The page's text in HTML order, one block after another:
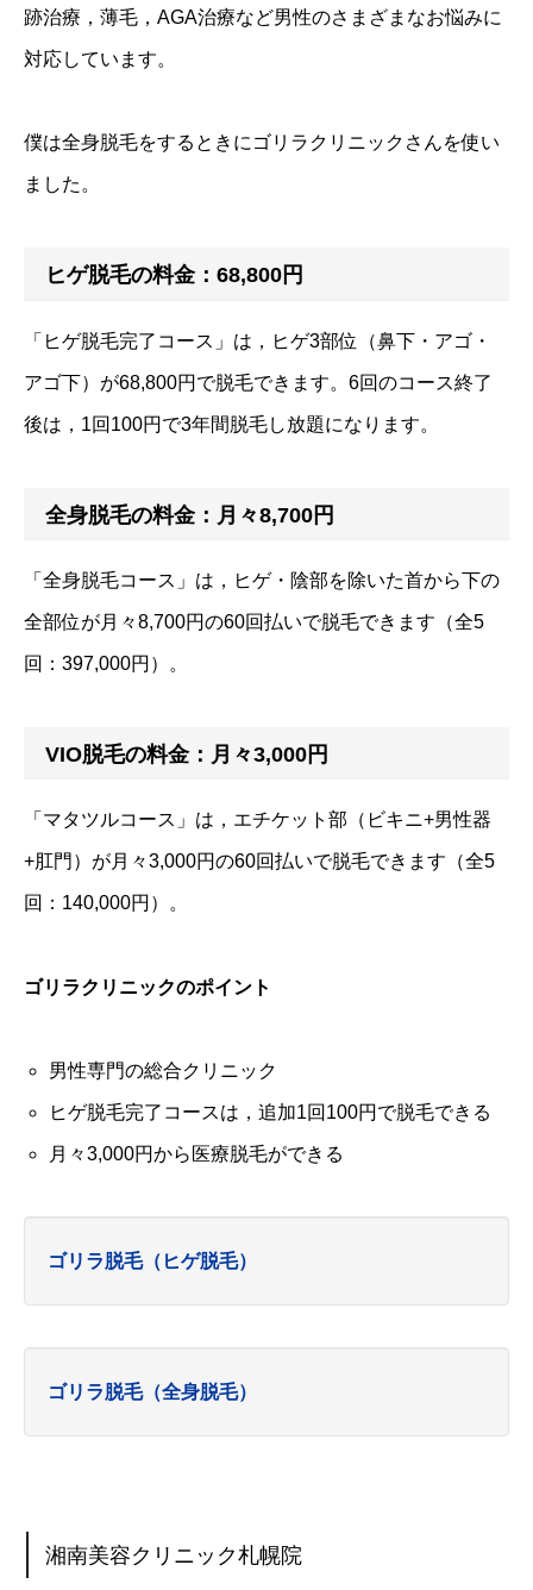
跡治療，薄毛，AGA治療など男性のさまざまなお悩みに
対応しています。
僕は全身脱毛をするときにゴリラクリニックさんを使い
ました。
ヒゲ脱毛の料金：68,800円
「ヒゲ脱毛完了コース」は，ヒゲ3部位（鼻下・アゴ・
アゴ下）が68,800円で脱毛できます。6回のコース終了
後は，1回100円で3年間脱毛し放題になります。
全身脱毛の料金：月々8,700円
「全身脱毛コース」は，ヒゲ・陰部を除いた首から下の
全部位が月々8,700円の60回払いで脱毛できます（全5
回：397,000円）。
VIO脱毛の料金：月々3,000円
「マタツルコース」は，エチケット部（ビキニ+男性器
+肛門）が月々3,000円の60回払いで脱毛できます（全5
回：140,000円）。
ゴリラクリニックのポイント
男性専門の総合クリニック
ヒゲ脱毛完了コースは，追加1回100円で脱毛できる
月々3,000円から医療脱毛ができる
ゴリラ脱毛（ヒゲ脱毛）
ゴリラ脱毛（全身脱毛）
湘南美容クリニック札幌院